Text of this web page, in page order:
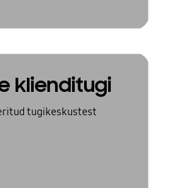
klienditugi
tugikeskustest